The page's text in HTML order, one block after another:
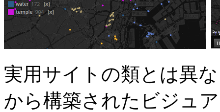
実用サイトの類とは異
から構築されたビジュ